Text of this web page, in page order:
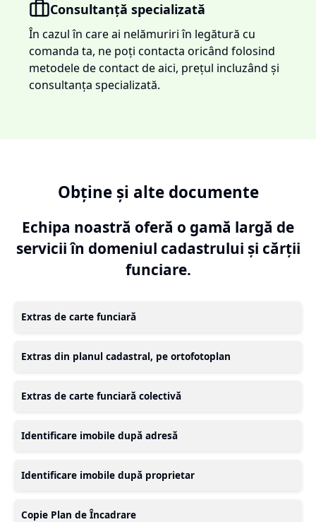
Consultanță specializată
În cazul în care ai nelămuriri în legătură cu
comanda ta, ne poți contacta oricând folosind
metodele de contact de aici, prețul incluzând și
consultanța specializată.
Obține și alte documente
Echipa noastră oferă o gamă largă de
servicii în domeniul cadastrului și cărții
funciare.
Extras de carte funciară
Extras din planul cadastral, pe ortofotoplan
Extras de carte funciară colectivă
Identificare imobile după adresă
Identificare imobile după proprietar
Copie Plan de Încadrare